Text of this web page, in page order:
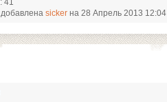
41
sicker на 28 Апрель 2013 12:04